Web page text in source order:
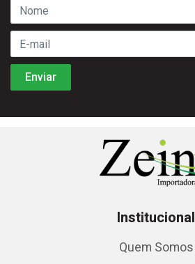
Institucional
Quem Somos